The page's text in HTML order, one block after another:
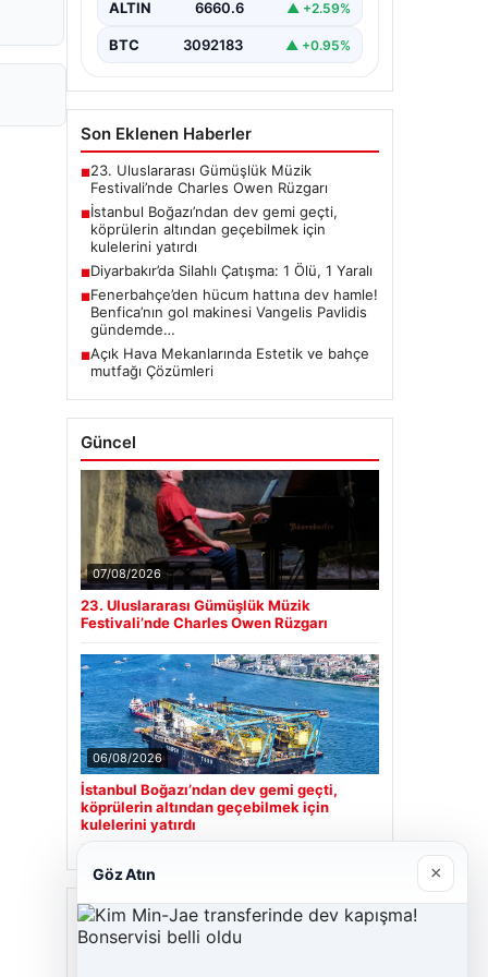
ALTIN 6660.6 ▲ +2.59%
BTC 3092183 ▲ +0.95%
Son Eklenen Haberler
■23. Uluslararası Gümüşlük Müzik
Festivali’nde Charles Owen Rüzgarı
■İstanbul Boğazı’ndan dev gemi geçti,
köprülerin altından geçebilmek için
kulelerini yatırdı
■Diyarbakır’da Silahlı Çatışma: 1 Ölü, 1 Yaralı
■Fenerbahçe’den hücum hattına dev hamle!
Benfica’nın gol makinesi Vangelis Pavlidis
gündemde…
■Açık Hava Mekanlarında Estetik ve bahçe
mutfağı Çözümleri
Güncel
07/08/2026
23. Uluslararası Gümüşlük Müzik
Festivali’nde Charles Owen Rüzgarı
06/08/2026
İstanbul Boğazı’ndan dev gemi geçti,
köprülerin altından geçebilmek için
kulelerini yatırdı
Son Eklenen Firmalar
Göz Atın ×